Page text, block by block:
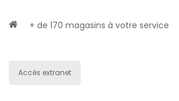
+ de 170 magasins à votre service
Accès extranet